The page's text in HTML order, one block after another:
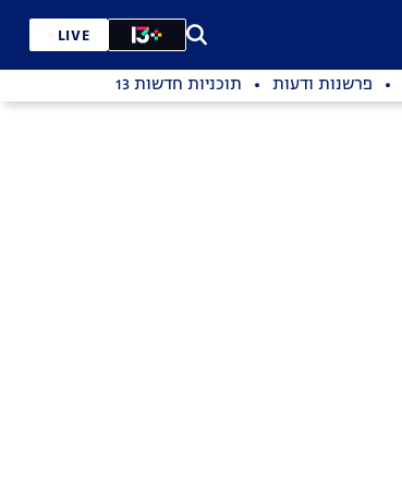
LIVE
פרשנות ודעות תוכניות חדשות 13